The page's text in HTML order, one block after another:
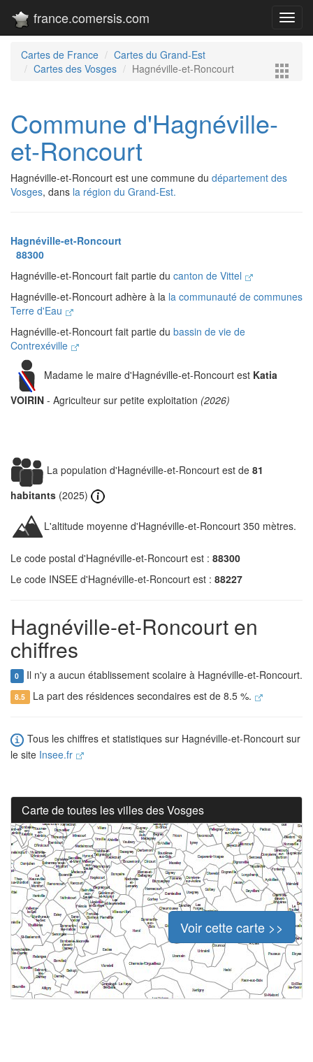
france.comersis.com
Cartes de France
Cartes du Grand-Est
Cartes des Vosges
Hagnéville-et-Roncourt
Commune d'Hagnéville-
et-Roncourt
Hagnéville-et-Roncourt est une commune du département des
Vosges, dans la région du Grand-Est.
Hagnéville-et-Roncourt
88300
Hagnéville-et-Roncourt fait partie du canton de Vittel
Hagnéville-et-Roncourt adhère à la la communauté de communes
Terre d'Eau
Hagnéville-et-Roncourt fait partie du bassin de vie de
Contrexéville
Madame le maire d'Hagnéville-et-Roncourt est Katia
VOIRIN - Agriculteur sur petite exploitation (2026)
La population d'Hagnéville-et-Roncourt est de 81
habitants (2025)
L'altitude moyenne d'Hagnéville-et-Roncourt 350 mètres.
Le code postal d'Hagnéville-et-Roncourt est : 88300
Le code INSEE d'Hagnéville-et-Roncourt est : 88227
Hagnéville-et-Roncourt en
chiffres
0 Il n'y a aucun établissement scolaire à Hagnéville-et-Roncourt.
8.5 La part des résidences secondaires est de 8.5 %.
Tous les chiffres et statistiques sur Hagnéville-et-Roncourt sur
le site Insee.fr
Carte de toutes les villes des Vosges
Voir cette carte >>